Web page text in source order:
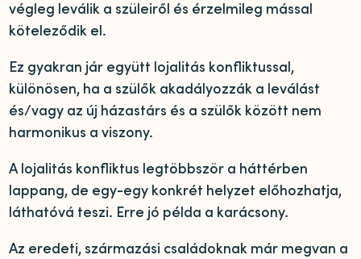
végleg leválik a szüleiről és érzelmileg mással
köteleződik el.
Ez gyakran jár együtt lojalitás konfliktussal,
különösen, ha a szülők akadályozzák a leválást
és/vagy az új házastárs és a szülők között nem
harmonikus a viszony.
A lojalitás konfliktus legtöbbször a háttérben
lappang, de egy-egy konkrét helyzet előhozhatja,
láthatóvá teszi. Erre jó példa a karácsony.
Az eredeti, származási családoknak már megvan a